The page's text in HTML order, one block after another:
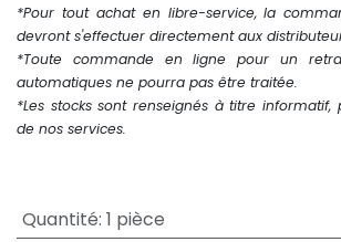
*Pour tout achat en libre-service, la
devront s'effectuer directement aux
*Toute commande en ligne pour un
automatiques ne pourra pas être traitée.
*Les stocks sont renseignés à titre
de nos services.
Quantité: 1 pièce